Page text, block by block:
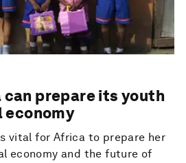
can prepare its youth
vital for Africa to prepare her
economy and the future of